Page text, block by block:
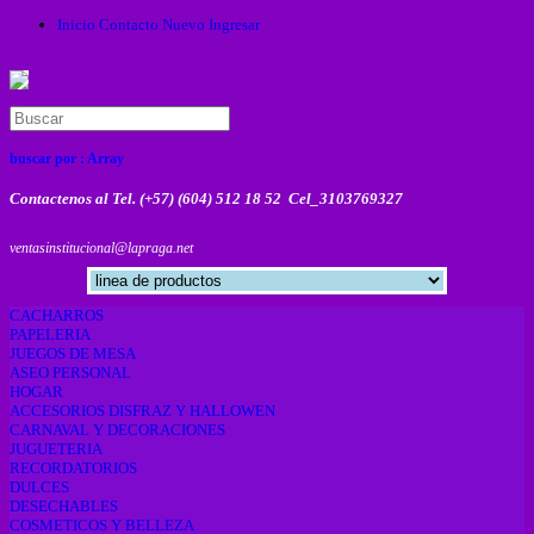
Inicio Contacto Nuevo Ingresar
buscar por : Array
Contactenos al Tel. (+57) (604) 512 18 52 Cel_3103769327
ventasinstitucional@lapraga.net
CACHARROS
PAPELERIA
JUEGOS DE MESA
ASEO PERSONAL
HOGAR
ACCESORIOS DISFRAZ Y HALLOWEN
CARNAVAL Y DECORACIONES
JUGUETERIA
RECORDATORIOS
DULCES
DESECHABLES
COSMETICOS Y BELLEZA